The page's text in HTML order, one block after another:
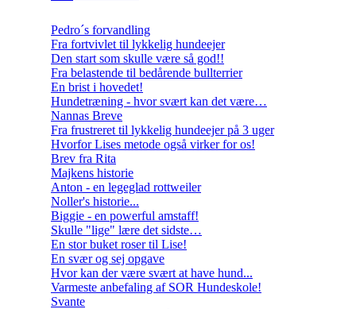
Pedro´s forvandling
Fra fortvivlet til lykkelig hundeejer
Den start som skulle være så god!!
Fra belastende til bedårende bullterrier
En brist i hovedet!
Hundetræning - hvor svært kan det være…
Nannas Breve
Fra frustreret til lykkelig hundeejer på 3 uger
Hvorfor Lises metode også virker for os!
Brev fra Rita
Majkens historie
Anton - en legeglad rottweiler
Noller's historie...
Biggie - en powerful amstaff!
Skulle "lige" lære det sidste…
En stor buket roser til Lise!
En svær og sej opgave
Hvor kan der være svært at have hund...
Varmeste anbefaling af SOR Hundeskole!
Svante